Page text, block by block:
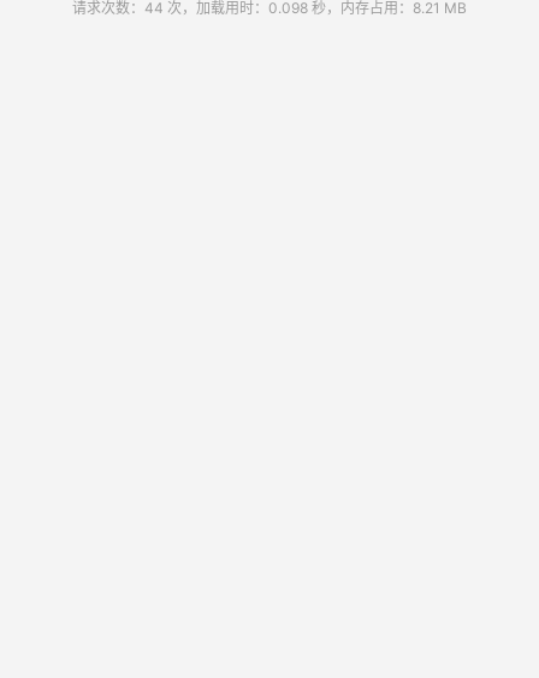
请求次数：44 次，加载用时：0.098 秒，内存占用：8.21 MB